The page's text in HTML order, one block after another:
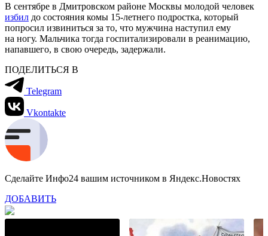
В сентябре в Дмитровском районе Москвы молодой человек
избил до состояния комы 15-летнего подростка, который
попросил извиниться за то, что мужчина наступил ему
на ногу. Мальчика тогда госпитализировали в реанимацию,
напавшего, в свою очередь, задержали.
ПОДЕЛИТЬСЯ В
Telegram
Vkontakte
Сделайте Инфо24 вашим источником в Яндекс.Новостях
ДОБАВИТЬ